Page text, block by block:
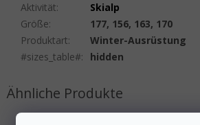
Aktivität:
Skialp
Größe:
177, 156, 163, 170
Produktart:
Winter-Ausrüstung
#sizes_table#: hidden